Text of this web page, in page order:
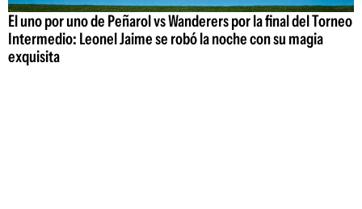
El uno por uno de Peñarol vs Wanderers por la final del Torneo
Intermedio: Leonel Jaime se robó la noche con su magia
exquisita